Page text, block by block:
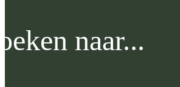
naar...